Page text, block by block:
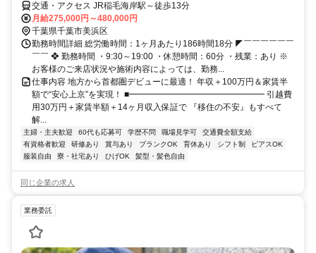
交通・アクセス JR稲毛海岸駅～徒歩13分
月給275,000円～480,000円
千葉県千葉市美浜区
勤務時間詳細 総労働時間：1ヶ月あたり186時間18分 ◤￣￣￣￣￣￣
￣￣ ❖ 勤務時間 ・9:30～19:00 ・休憩時間：60分 ・残業：あり ※
お客様のご来店状況や施術内容によっては、勤務...
仕事内容 地方から首都圏デビューに最適！ 年収＋100万円＆家賃半
額で“安心上京”を実現！ ■━━━━━━━━━━━━━━━━ 引越費
用30万円＋家賃半額＋14ヶ月収入保証で 『移住の不安』もすべて
解...
主婦・主夫歓迎 60代も応募可 学歴不問 職場見学可
交通費全額支給
有資格者歓迎
研修あり 賞与あり ブランクOK 育休あり シフト制
ピアスOK
服装自由
寮・社宅あり ひげOK 髪型・髪色自由
同じ企業の求人
業務委託